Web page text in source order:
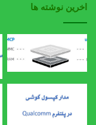
اخرین نوشته ها